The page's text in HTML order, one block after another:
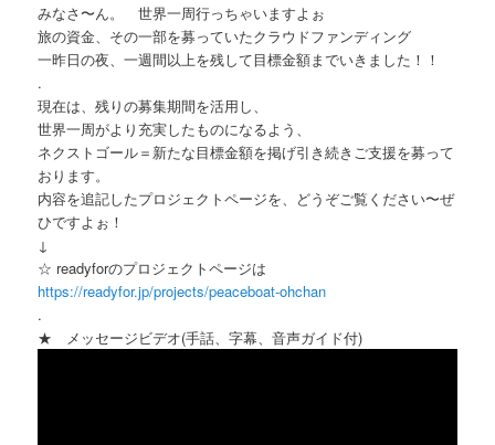
みなさ〜ん。 世界一周行っちゃいますよぉ
旅の資金、その一部を募っていたクラウドファンディング
一昨日の夜、一週間以上を残して目標金額までいきました！！
.
現在は、残りの募集期間を活用し、
世界一周がより充実したものになるよう、
ネクストゴール＝新たな目標金額を掲げ引き続きご支援を募って
おります。
内容を追記したプロジェクトページを、どうぞご覧ください〜ぜ
ひですよぉ！
↓
☆ readyforのプロジェクトページは
https://readyfor.jp/projects/peaceboat-ohchan
.
★ メッセージビデオ(手話、字幕、音声ガイド付)